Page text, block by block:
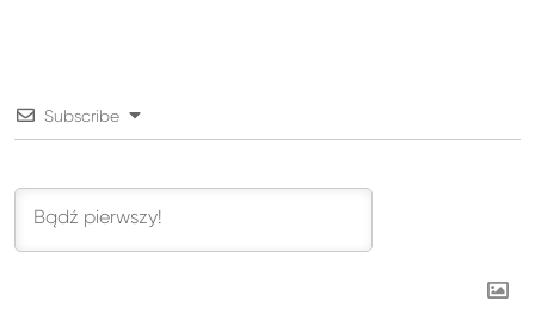
Subscribe